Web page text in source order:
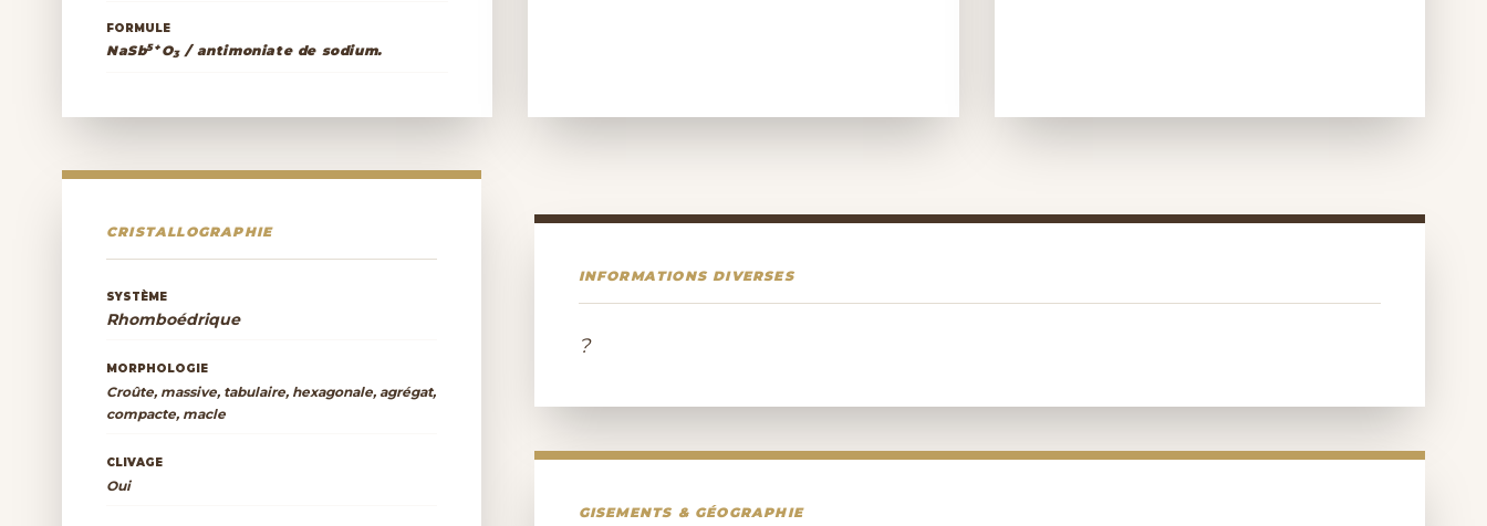
FORMULE
NaSb5+O3/ antimoniate de sodium.
CRISTALLOGRAPHIE
SYSTÈME
Rhomboédrique
MORPHOLOGIE
Croûte, massive, tabulaire, hexagonale, agrégat,
compacte, macle
CLIVAGE
Oui
INFORMATIONS DIVERSES
?
GISEMENTS & GÉOGRAPHIE